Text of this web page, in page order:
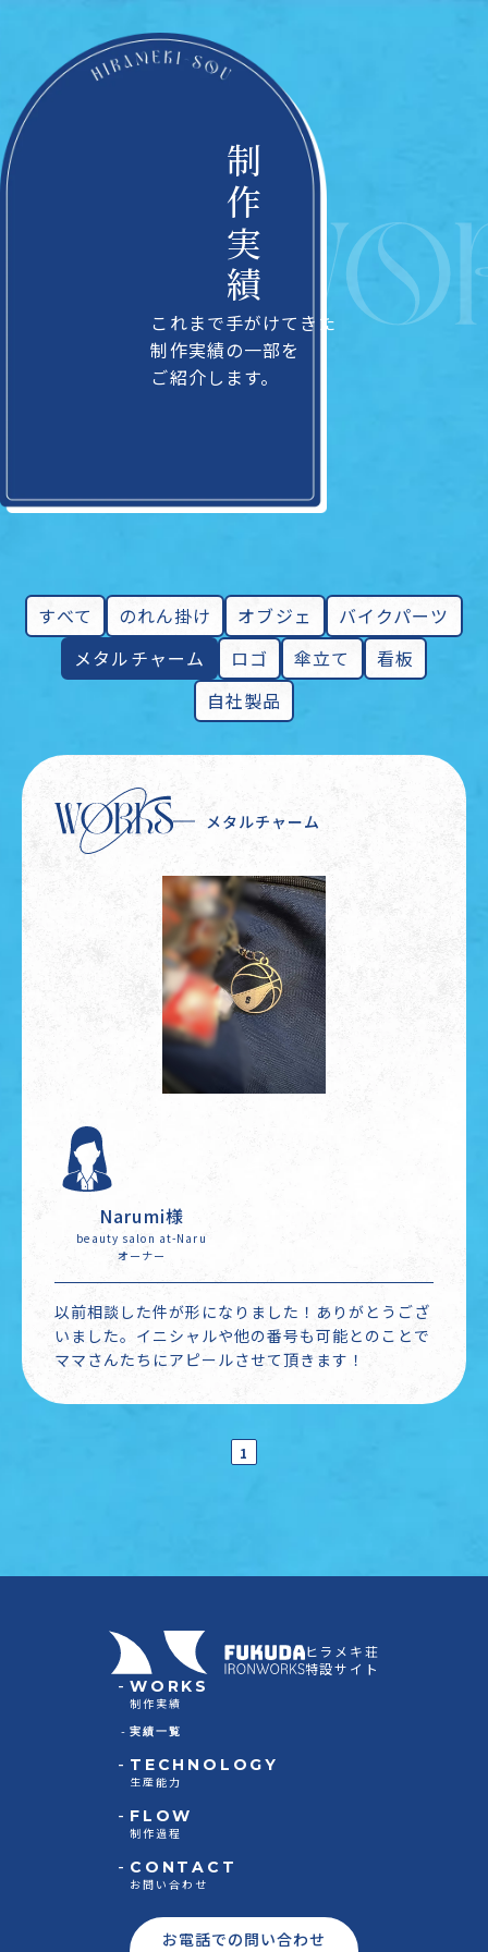
制作実績
これまで手がけてきた
制作実績の一部を
ご紹介します。
すべて のれん掛け オブジェ
バイクパーツ
メタルチャーム
ロゴ 傘立て
看板
自社製品
メタルチャーム
以前相談した件が形になりました！ありがとうござ
いました。イニシャルや他の番号も可能とのことで
ママさんたちにアピールさせて頂きます！
Narumi様
beauty salon at-Naru
オーナー
1
ヒラメキ荘
特設サイト
WORKS
制作実績
実績一覧
TECHNOLOGY
生産能力
FLOW
制作過程
CONTACT
お問い合わせ
お電話での問い合わせ